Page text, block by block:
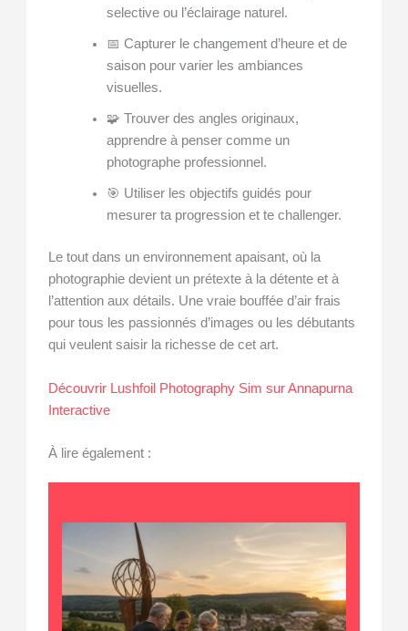
selective ou l’éclairage naturel.
📅 Capturer le changement d’heure et de
saison pour varier les ambiances
visuelles.
🧩 Trouver des angles originaux,
apprendre à penser comme un
photographe professionnel.
🎯 Utiliser les objectifs guidés pour
mesurer ta progression et te challenger.
Le tout dans un environnement apaisant, où la
photographie devient un prétexte à la détente et à
l’attention aux détails. Une vraie bouffée d’air frais
pour tous les passionnés d’images ou les débutants
qui veulent saisir la richesse de cet art.
Découvrir Lushfoil Photography Sim sur Annapurna
Interactive
À lire également :